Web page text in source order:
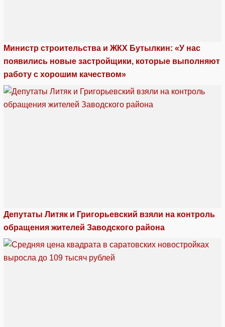
Министр строительства и ЖКХ Бутылкин: «У нас
появились новые застройщики, которые выполняют
работу с хорошим качеством»
Депутаты Литяк и Григорьевский взяли на контроль
обращения жителей Заводского района